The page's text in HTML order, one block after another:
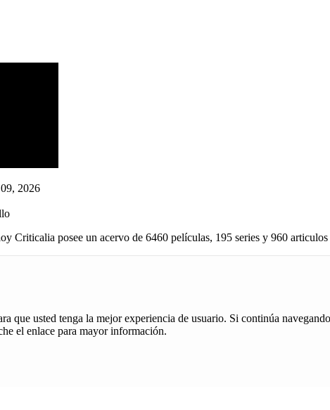
2026
Criticalia posee un acervo de 6460 películas, 195 series y 960 articulos
que usted tenga la mejor experiencia de usuario. Si continúa
el enlace para mayor información.